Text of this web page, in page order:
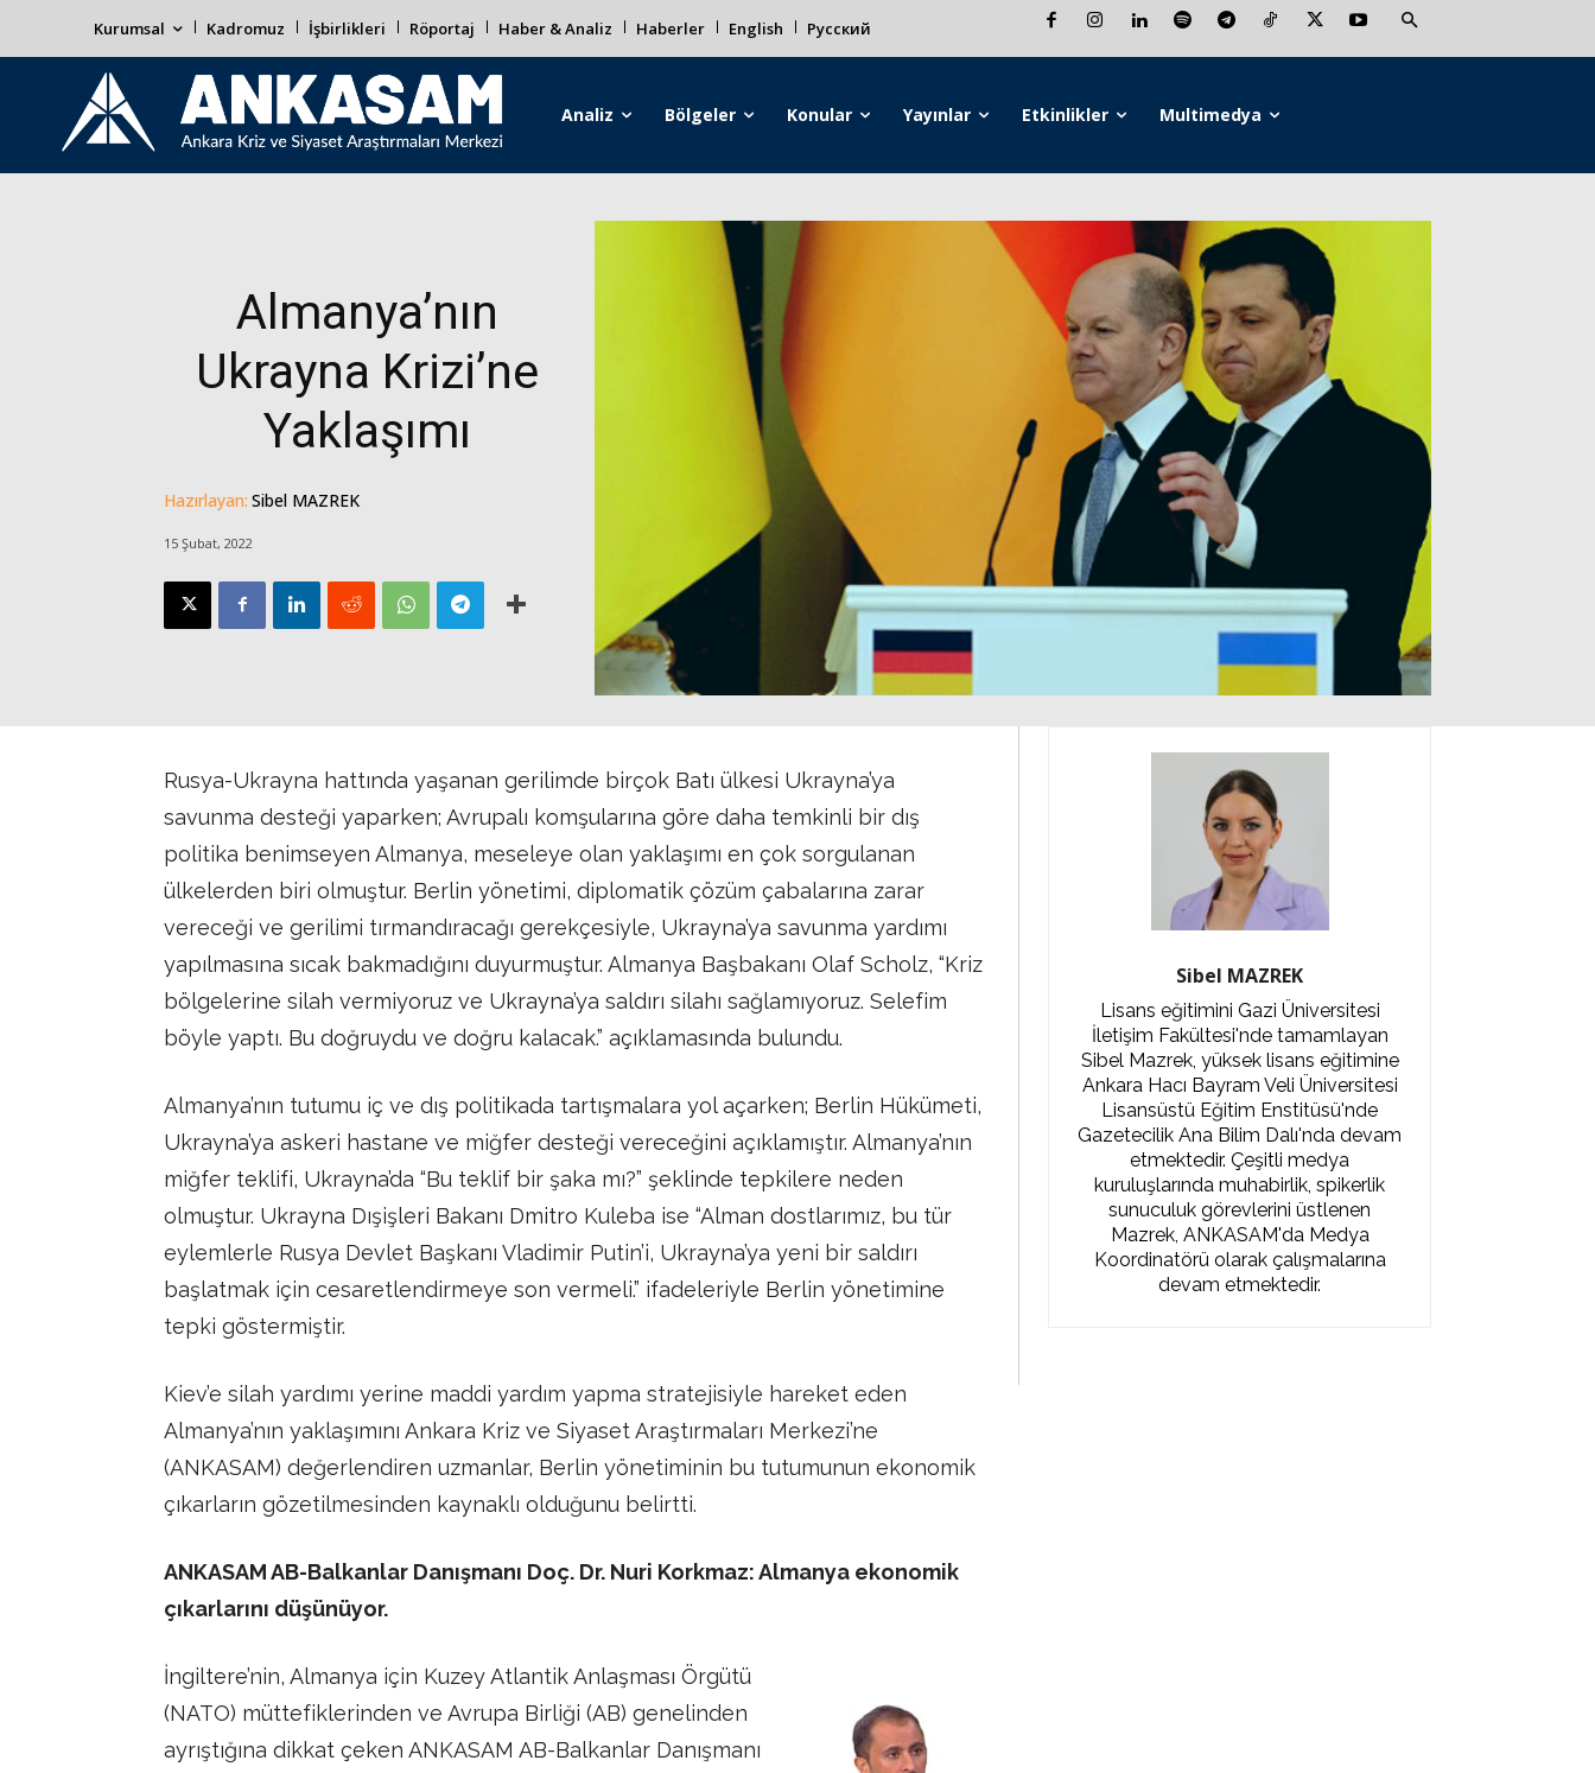
Kurumsal Kadromuz İşbirlikleri Röportaj Haber & Analiz Haberler English Русский
Analiz Bölgeler Konular Yayınlar Etkinlikler Multimedya
Almanya’nın
Ukrayna Krizi’ne
Yaklaşımı
Hazırlayan: Sibel MAZREK
15 Şubat, 2022
Rusya-Ukrayna hattında yaşanan gerilimde birçok Batı ülkesi Ukrayna’ya
savunma desteği yaparken; Avrupalı komşularına göre daha temkinli bir dış
politika benimseyen Almanya, meseleye olan yaklaşımı en çok sorgulanan
ülkelerden biri olmuştur. Berlin yönetimi, diplomatik çözüm çabalarına zarar
vereceği ve gerilimi tırmandıracağı gerekçesiyle, Ukrayna’ya savunma yardımı
yapılmasına sıcak bakmadığını duyurmuştur. Almanya Başbakanı Olaf Scholz, “Kriz
bölgelerine silah vermiyoruz ve Ukrayna’ya saldırı silahı sağlamıyoruz. Selefim
böyle yaptı. Bu doğruydu ve doğru kalacak.” açıklamasında bulundu.
Almanya’nın tutumu iç ve dış politikada tartışmalara yol açarken; Berlin Hükümeti,
Ukrayna’ya askeri hastane ve miğfer desteği vereceğini açıklamıştır. Almanya’nın
miğfer teklifi, Ukrayna’da “Bu teklif bir şaka mı?” şeklinde tepkilere neden
olmuştur. Ukrayna Dışişleri Bakanı Dmitro Kuleba ise “Alman dostlarımız, bu tür
eylemlerle Rusya Devlet Başkanı Vladimir Putin’i, Ukrayna’ya yeni bir saldırı
başlatmak için cesaretlendirmeye son vermeli.” ifadeleriyle Berlin yönetimine
tepki göstermiştir.
Kiev’e silah yardımı yerine maddi yardım yapma stratejisiyle hareket eden
Almanya’nın yaklaşımını Ankara Kriz ve Siyaset Araştırmaları Merkezi’ne
(ANKASAM) değerlendiren uzmanlar, Berlin yönetiminin bu tutumunun ekonomik
çıkarların gözetilmesinden kaynaklı olduğunu belirtti.
ANKASAM AB-Balkanlar Danışmanı Doç. Dr. Nuri Korkmaz: Almanya ekonomik
çıkarlarını düşünüyor.
İngiltere’nin, Almanya için Kuzey Atlantik Anlaşması Örgütü
(NATO) müttefiklerinden ve Avrupa Birliği (AB) genelinden
ayrıştığına dikkat çeken ANKASAM AB-Balkanlar Danışmanı
Sibel MAZREK
Lisans eğitimini Gazi Üniversitesi
İletişim Fakültesi'nde tamamlayan
Sibel Mazrek, yüksek lisans eğitimine
Ankara Hacı Bayram Veli Üniversitesi
Lisansüstü Eğitim Enstitüsü'nde
Gazetecilik Ana Bilim Dalı'nda devam
etmektedir. Çeşitli medya
kuruluşlarında muhabirlik, spikerlik
sunuculuk görevlerini üstlenen
Mazrek, ANKASAM'da Medya
Koordinatörü olarak çalışmalarına
devam etmektedir.